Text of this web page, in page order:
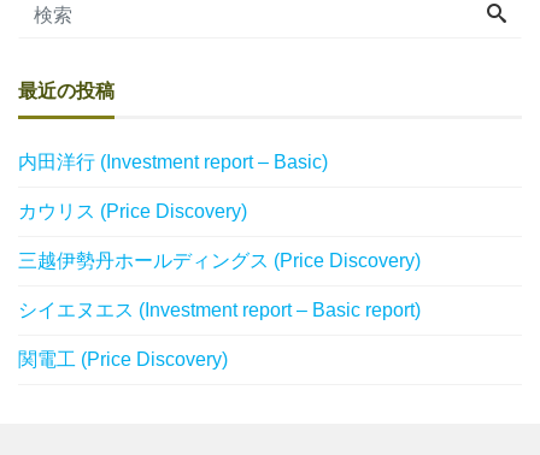
最近の投稿
内田洋行 (Investment report – Basic)
カウリス (Price Discovery)
三越伊勢丹ホールディングス (Price Discovery)
シイエヌエス (Investment report – Basic report)
関電工 (Price Discovery)